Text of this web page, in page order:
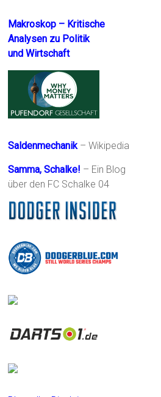
Makroskop – Kritische
Analysen zu Politik
und Wirtschaft
Saldenmechanik– Wikipedia
Samma, Schalke! – Ein Blog
über den FC Schalke 04